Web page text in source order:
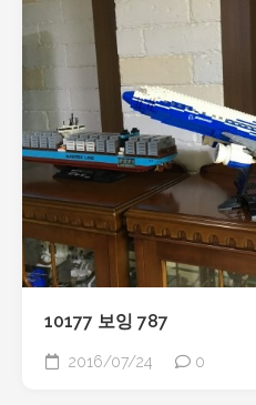
10177 보잉 787
2016/07/24 0